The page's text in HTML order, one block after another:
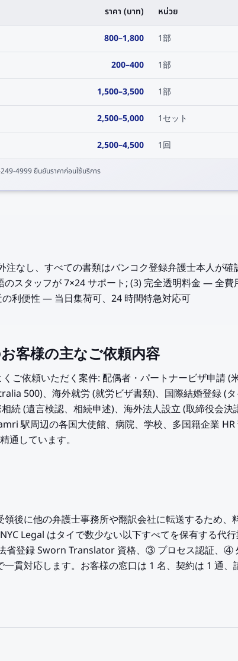
ราคา (บาท) หน่วย
800–1,800 1部
200–400 1部
1,500–3,500 1部
2,500–5,000 1セット
2,500–4,500 1回
4999 ยืนยันราคาก่อนใช้บริการ
なし、すべての書類はバンコク登録弁護士本人が確
スタッフが 7×24 サポート; (3) 完全透明料金 — 全費
利便性 — 当日集荷可、24 時間特急対応可
客様の主なご依頼内容
ご依頼いただく案件: 配偶者・パートナービザ申請 (
500)、海外就労 (就労ビザ書類)、国際結婚登録 (
続 (遺言検認、相続申述)、海外法人設立 (取締役会
駅周辺の各国大使館、病院、学校、多国籍企業
通しています。
後に他の弁護士事務所や翻訳会社に転送するため、
Legal はタイで数少ない以下すべてを保有する代
登録 Sworn Translator 資格、③ プロセス認証、④
貫対応します。お客様の窓口は 1 名、契約は 1 通、